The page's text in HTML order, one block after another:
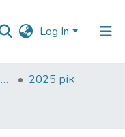
Log In
Матеріали наукових заходів
2025 рік